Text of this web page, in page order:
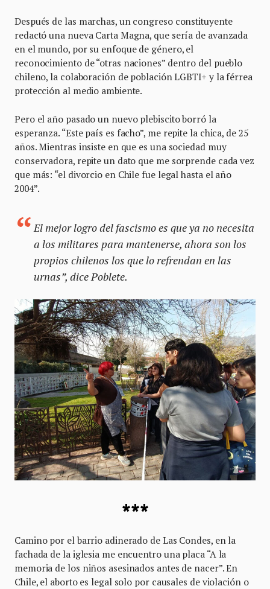
Después de las marchas, un congreso constituyente
redactó una nueva Carta Magna, que sería de avanzada
en el mundo, por su enfoque de género, el
reconocimiento de “otras naciones” dentro del pueblo
chileno, la colaboración de población LGBTI+ y la férrea
protección al medio ambiente.
Pero el año pasado un nuevo plebiscito borró la
esperanza. “Este país es facho”, me repite la chica, de 25
años. Mientras insiste en que es una sociedad muy
conservadora, repite un dato que me sorprende cada vez
que más: “el divorcio en Chile fue legal hasta el año
2004”.
El mejor logro del fascismo es que ya no necesita
a los militares para mantenerse, ahora son los
propios chilenos los que lo refrendan en las
urnas”, dice Poblete.
***
Camino por el barrio adinerado de Las Condes, en la
fachada de la iglesia me encuentro una placa “A la
memoria de los niños asesinados antes de nacer”. En
Chile, el aborto es legal solo por causales de violación o